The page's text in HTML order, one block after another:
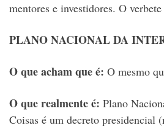
mentores e investidores. O
PLANO NACIONAL DA
O que acham que é: O mesmo
O que realmente é: Plano
Coisas é um decreto presidencial